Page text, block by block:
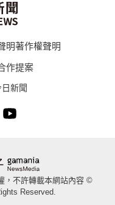
明著作權聲明
作提案
新聞
，不許轉載本網站內容 ©
Reserved.